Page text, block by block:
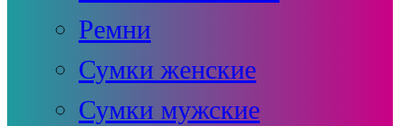
Ремни
Сумки женские
Сумки мужские